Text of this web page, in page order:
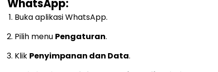
WhatsApp:
Buka aplikasi WhatsApp.
Pilih menu Pengaturan.
Klik Penyimpanan dan Data.